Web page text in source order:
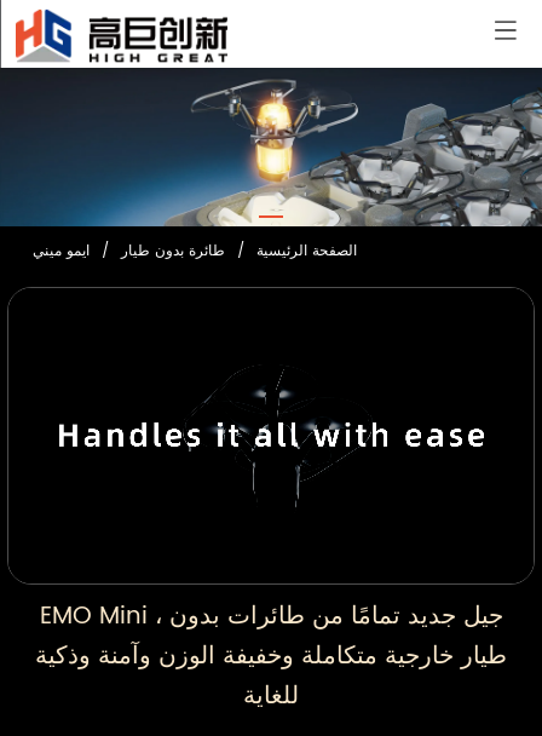
تشكيل في الهواء الطلق ، ثورة مصغرة
الصفحة الرئيسية / طائرة بدون طيار / ايمو ميني
EMO Mini ، جيل جديد تمامًا من طائرات بدون
طيار خارجية متكاملة وخفيفة الوزن وآمنة وذكية
للغاية